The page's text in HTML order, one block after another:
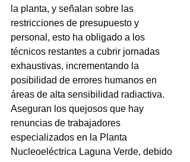
la planta, y señalan sobre las
restricciones de presupuesto y
personal, esto ha obligado a los
técnicos restantes a cubrir jornadas
exhaustivas, incrementando la
posibilidad de errores humanos en
áreas de alta sensibilidad radiactiva.
Aseguran los quejosos que hay
renuncias de trabajadores
especializados en la Planta
Nucleoeléctrica Laguna Verde, debido